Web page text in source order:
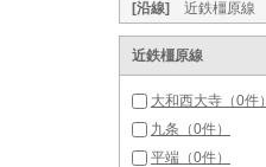
[沿線]
近鉄橿原線
近鉄橿原線
大和西大寺（0件）
九条（0件）
平端（0件）